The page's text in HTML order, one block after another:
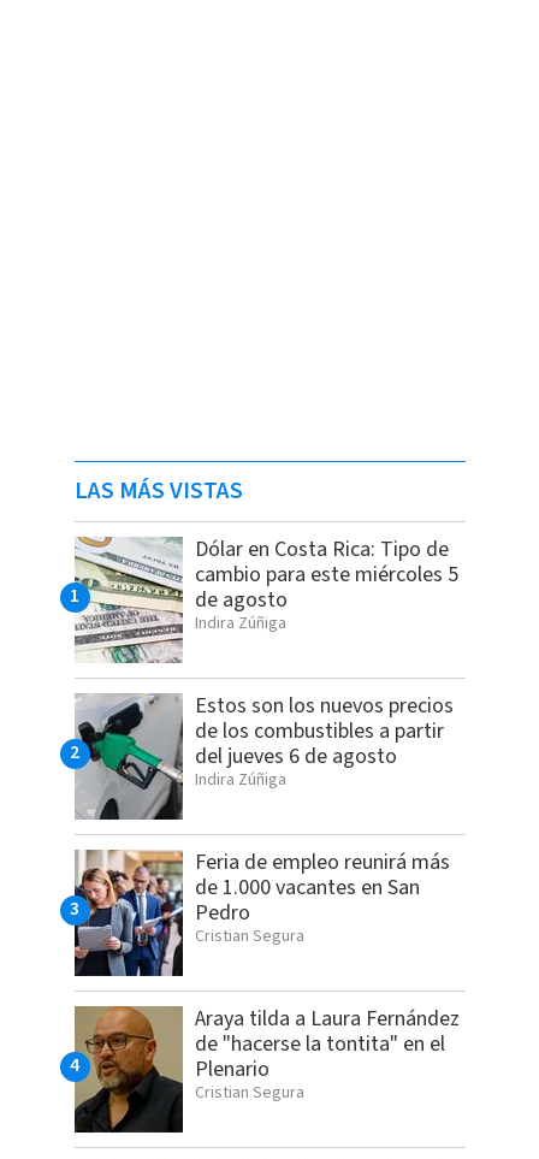
LAS MÁS VISTAS
Dólar en Costa Rica: Tipo de
cambio para este miércoles 5
de agosto
Indira Zúñiga
Estos son los nuevos precios
de los combustibles a partir
del jueves 6 de agosto
Indira Zúñiga
Feria de empleo reunirá más
de 1.000 vacantes en San
Pedro
Cristian Segura
Araya tilda a Laura Fernández
de "hacerse la tontita" en el
Plenario
Cristian Segura